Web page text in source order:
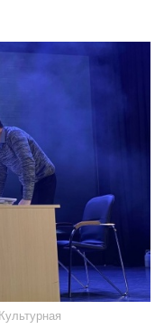
Культурная